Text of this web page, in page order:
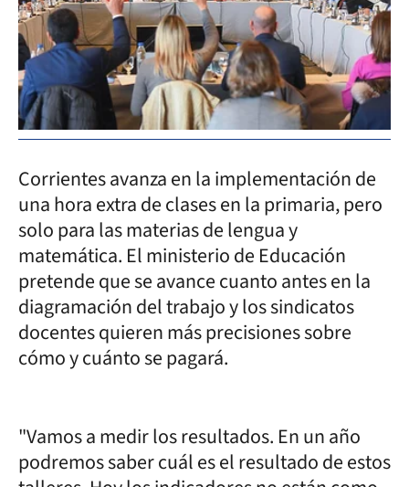
Corrientes avanza en la implementación de
una hora extra de clases en la primaria, pero
solo para las materias de lengua y
matemática. El ministerio de Educación
pretende que se avance cuanto antes en la
diagramación del trabajo y los sindicatos
docentes quieren más precisiones sobre
cómo y cuánto se pagará.
"Vamos a medir los resultados. En un año
podremos saber cuál es el resultado de estos